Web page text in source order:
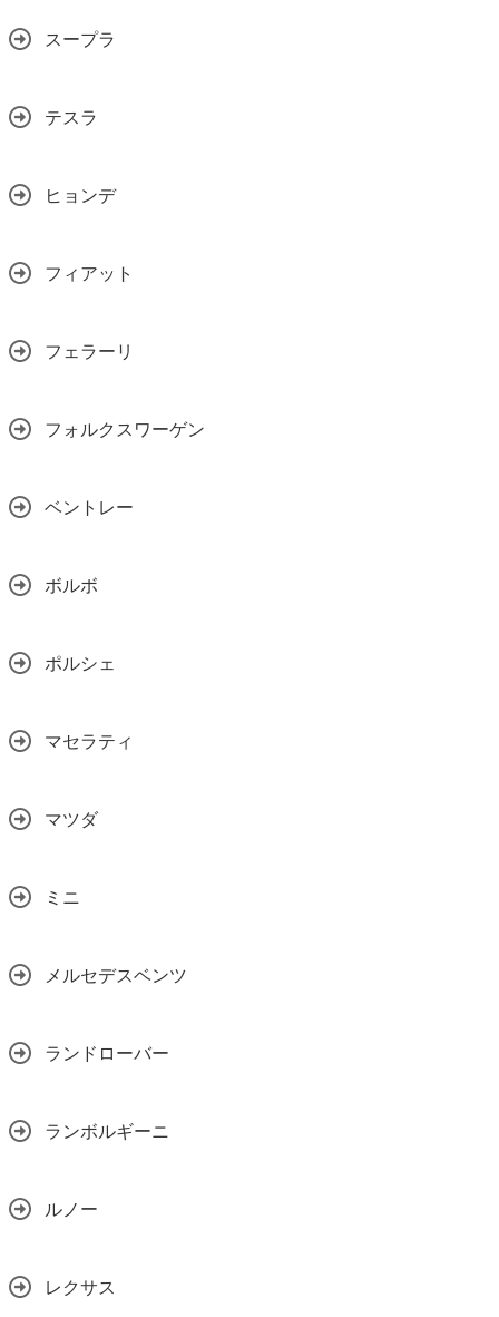
スープラ
テスラ
ヒョンデ
フィアット
フェラーリ
フォルクスワーゲン
ベントレー
ボルボ
ポルシェ
マセラティ
マツダ
ミニ
メルセデスベンツ
ランドローバー
ランボルギーニ
ルノー
レクサス